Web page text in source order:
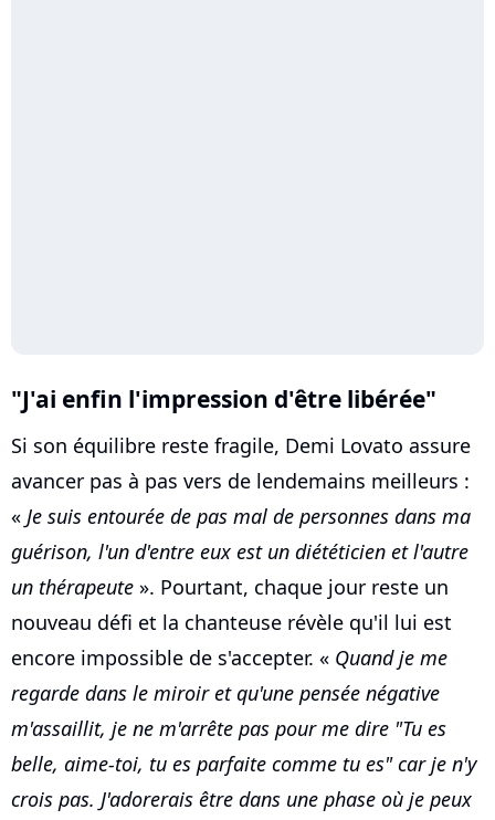
"J'ai enfin l'impression d'être libérée"
Si son équilibre reste fragile, Demi Lovato assure
avancer pas à pas vers de lendemains meilleurs :
« Je suis entourée de pas mal de personnes dans ma
guérison, l'un d'entre eux est un diététicien et l'autre
un thérapeute ». Pourtant, chaque jour reste un
nouveau défi et la chanteuse révèle qu'il lui est
encore impossible de s'accepter. « Quand je me
regarde dans le miroir et qu'une pensée négative
m'assaillit, je ne m'arrête pas pour me dire "Tu es
belle, aime-toi, tu es parfaite comme tu es" car je n'y
crois pas. J'adorerais être dans une phase où je peux